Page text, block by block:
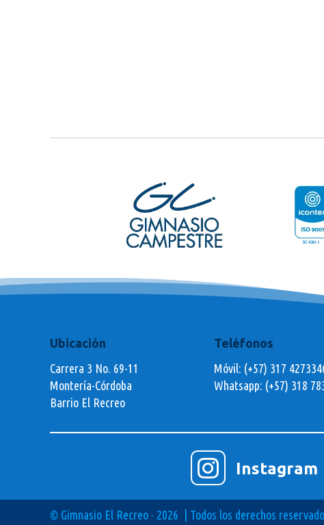
Ubicación
Carrera 3 No. 69-11
Montería-Córdoba
Barrio El Recreo
Teléfonos
Móvil: (+57) 317
Whatsapp: (+57) 318
 Instagram
© Gimnasio El Recreo · 2026 | Todos los derechos